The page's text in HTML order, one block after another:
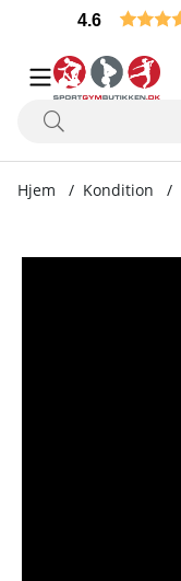
4.6
Hjem Kondition